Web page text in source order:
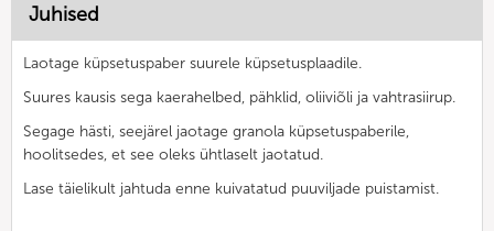
Juhised
Laotage küpsetuspaber suurele küpsetusplaadile.
Suures kausis sega kaerahelbed, pähklid, oliiviõli ja vahtrasiirup.
Segage hästi, seejärel jaotage granola küpsetuspaberile,
hoolitsedes, et see oleks ühtlaselt jaotatud.
Lase täielikult jahtuda enne kuivatatud puuviljade puistamist.